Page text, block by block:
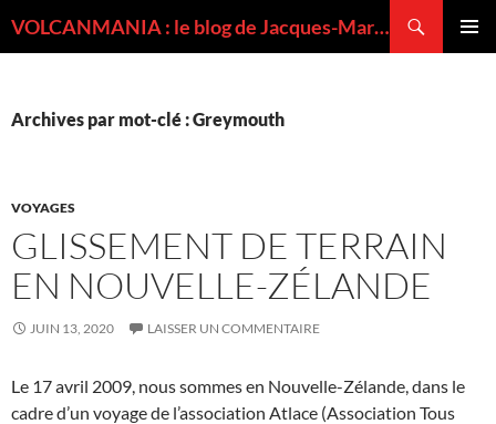
VOLCANMANIA : le blog de Jacques-Marie BARDINTZEFF, volcanologue
Archives par mot-clé : Greymouth
VOYAGES
GLISSEMENT DE TERRAIN
EN NOUVELLE-ZÉLANDE
JUIN 13, 2020 LAISSER UN COMMENTAIRE
Le 17 avril 2009, nous sommes en Nouvelle-Zélande, dans le
cadre d’un voyage de l’association Atlace (Association Tous